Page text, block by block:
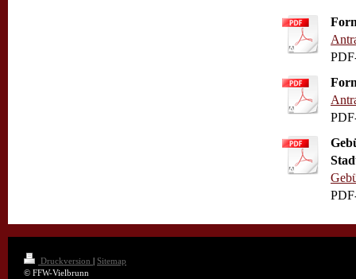
Druckversion | Sitemap
© FFW-Vielbrunn